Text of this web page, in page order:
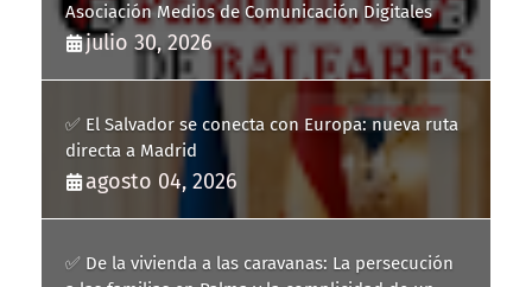
Asociación Medios de Comunicación Digitales
julio 30, 2026
✅ El Salvador se conecta con Europa: nueva ruta
directa a Madrid
agosto 04, 2026
✅ De la vivienda a las caravanas: La persecución